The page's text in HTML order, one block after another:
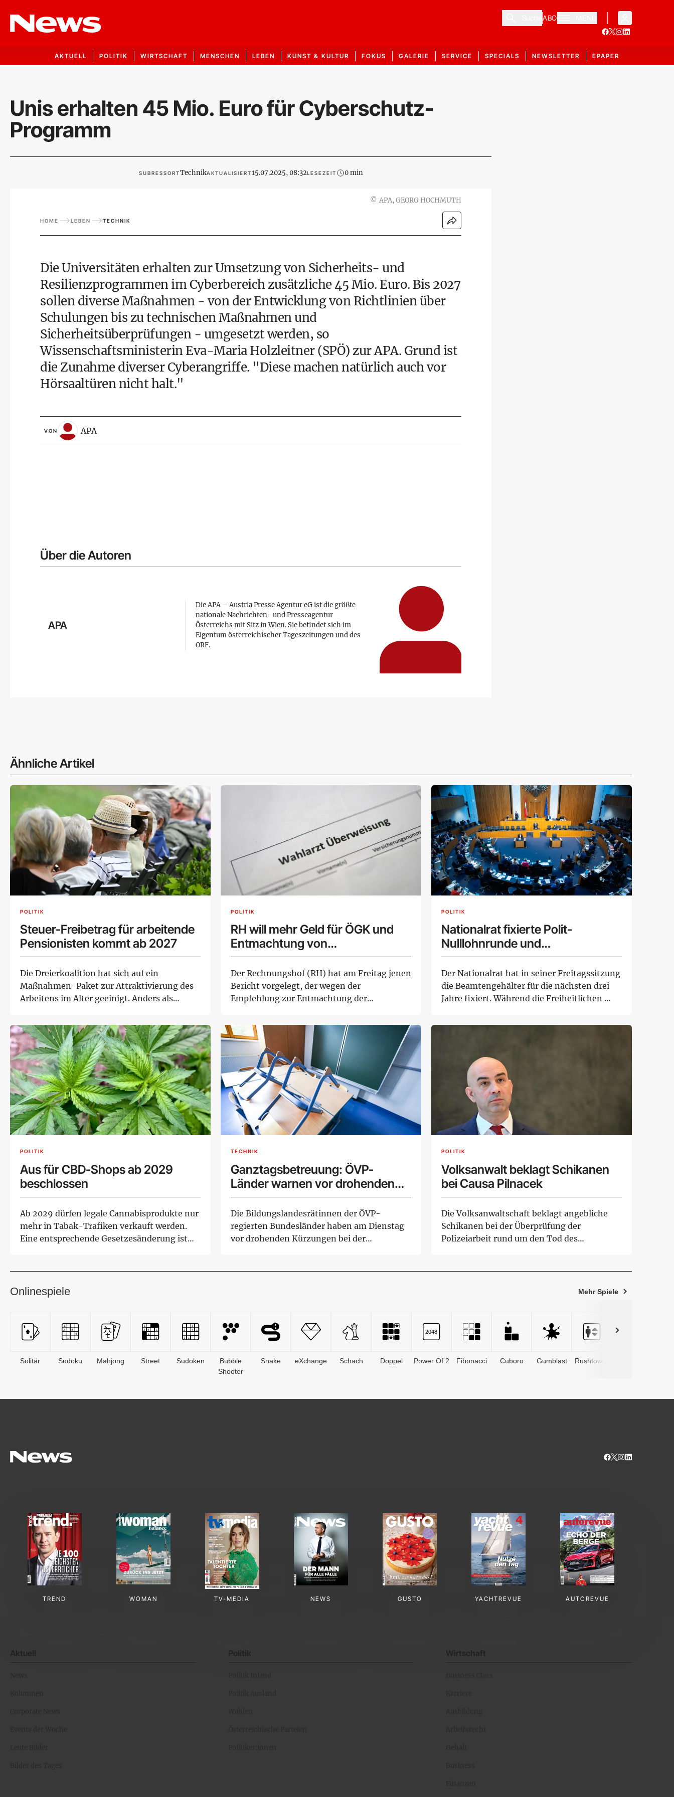
ABO
AKTUELL POLITIK WIRTSCHAFT MENSCHEN LEBEN KUNST & KULTUR FOKUS GALERIE SERVICE SPECIALS NEWSLETTER EPAPER
Unis erhalten 45 Mio. Euro für Cyberschutz-
Programm
SUBRESSORTTechnikAKTUALISIERT15.07.2025, 08:32LESEZEIT 0 min
© APA, GEORG HOCHMUTH
HOME LEBEN TECHNIK
Die Universitäten erhalten zur Umsetzung von Sicherheits- und
Resilienzprogrammen im Cyberbereich zusätzliche 45 Mio. Euro. Bis 2027
sollen diverse Maßnahmen - von der Entwicklung von Richtlinien über
Schulungen bis zu technischen Maßnahmen und
Sicherheitsüberprüfungen - umgesetzt werden, so
Wissenschaftsministerin Eva-Maria Holzleitner (SPÖ) zur APA. Grund ist
die Zunahme diverser Cyberangriffe. "Diese machen natürlich auch vor
Hörsaaltüren nicht halt."
VON APA
Über die Autoren
APA
Die APA – Austria Presse Agentur eG ist die größte
nationale Nachrichten- und Presseagentur
Österreichs mit Sitz in Wien. Sie befindet sich im
Eigentum österreichischer Tageszeitungen und des
ORF.
Ähnliche Artikel
POLITIK
Steuer-Freibetrag für arbeitende
Pensionisten kommt ab 2027
Die Dreierkoalition hat sich auf ein
Maßnahmen-Paket zur Attraktivierung des
Arbeitens im Alter geeinigt. Anders als
POLITIK
RH will mehr Geld für ÖGK und
Entmachtung von
Ärztekammern
Der Rechnungshof (RH) hat am Freitag jenen
Bericht vorgelegt, der wegen der
Empfehlung zur Entmachtung der
POLITIK
Nationalrat fixierte Polit-
Nulllohnrunde und
Beamtengehälter
Der Nationalrat hat in seiner Freitagssitzung
die Beamtengehälter für die nächsten drei
Jahre fixiert. Während die Freiheitlichen ...
POLITIK
Aus für CBD-Shops ab 2029
beschlossen
Ab 2029 dürfen legale Cannabisprodukte nur
mehr in Tabak-Trafiken verkauft werden.
Eine entsprechende Gesetzesänderung ist
TECHNIK
Ganztagsbetreuung: ÖVP-
Länder warnen vor drohenden
Kürzungen!
Die Bildungslandesrätinnen der ÖVP-
regierten Bundesländer haben am Dienstag
vor drohenden Kürzungen bei der
POLITIK
Volksanwalt beklagt Schikanen
bei Causa Pilnacek
Die Volksanwaltschaft beklagt angebliche
Schikanen bei der Überprüfung der
Polizeiarbeit rund um den Tod des
Onlinespiele Mehr Spiele
Solitär Sudoku Mahjong Street Sudoken
Bubble
Shooter
Snake eXchange Schach Doppel Power Of 2 Fibonacci Cuboro Gumblast Rushtower
TREND WOMAN TV-MEDIA NEWS GUSTO YACHTREVUE AUTOREVUE